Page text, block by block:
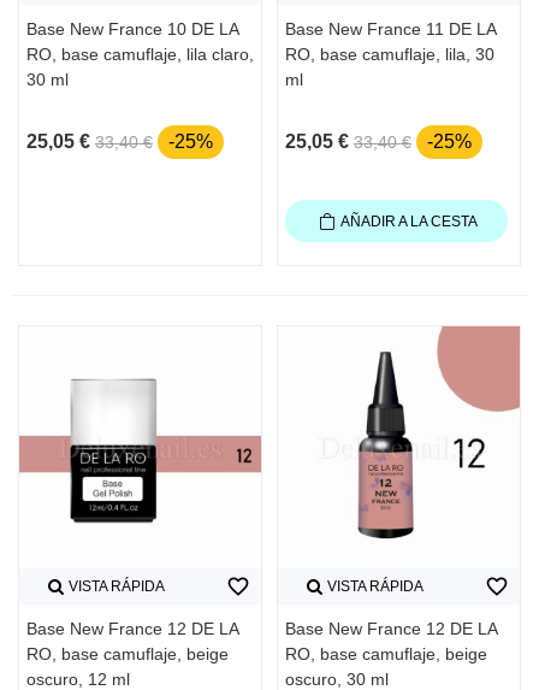
Base New France 10 DE LA
RO, base camuflaje, lila claro,
30 ml
25,05 € 33,40 € -25%
Base New France 11 DE LA
RO, base camuflaje, lila, 30
ml
25,05 € 33,40 € -25%
AÑADIR A LA CESTA
VISTA RÁPIDA
Base New France 12 DE LA
RO, base camuflaje, beige
oscuro, 12 ml
favorite_border VISTA RÁPIDA
Base New France 12 DE LA
RO, base camuflaje, beige
oscuro, 30 ml
favorite_border